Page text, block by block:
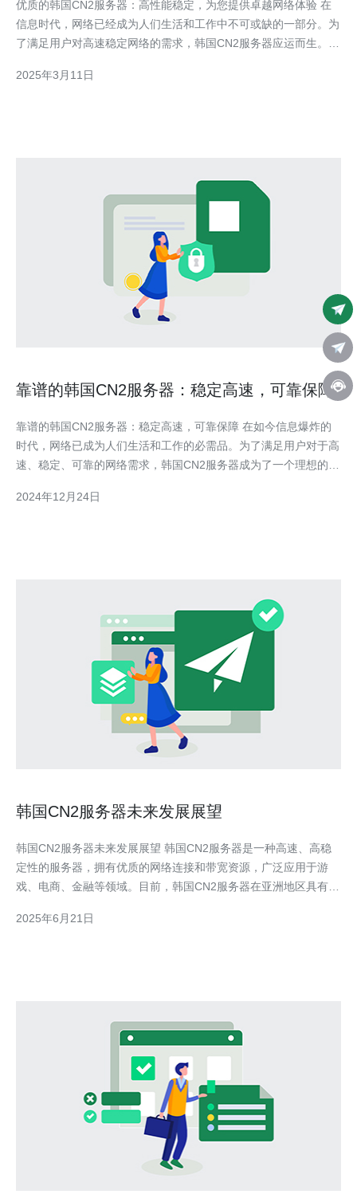
优质的韩国CN2服务器：高性能稳定，为您提供卓越网络体验 在
信息时代，网络已经成为人们生活和工作中不可或缺的一部分。为
了满足用户对高速稳定网络的需求，韩国CN2服务器应运而生。韩
体验。 韩国CN2服务器采用最新的硬件设备和先进的网络技术，
2025年3月11日
靠谱的韩国CN2服务器：稳定高速，可靠保障
靠谱的韩国CN2服务器：稳定高速，可靠保障 在如今信息爆炸的
时代，网络已成为人们生活和工作的必需品。为了满足用户对于高
速、稳定、可靠的网络需求，韩国CN2服务器成为了一个理想的选
采用CN2 GIA线路，该线路是由中国电信直接连接至韩国的专线。
2024年12月24日
韩国CN2服务器未来发展展望
韩国CN2服务器未来发展展望 韩国CN2服务器是一种高速、高稳
定性的服务器，拥有优质的网络连接和带宽资源，广泛应用于游
戏、电商、金融等领域。目前，韩国CN2服务器在亚洲地区具有一
有望迎来更多的机遇和挑战。未来发展的趋势主要包括： 1. 技术
2025年6月21日